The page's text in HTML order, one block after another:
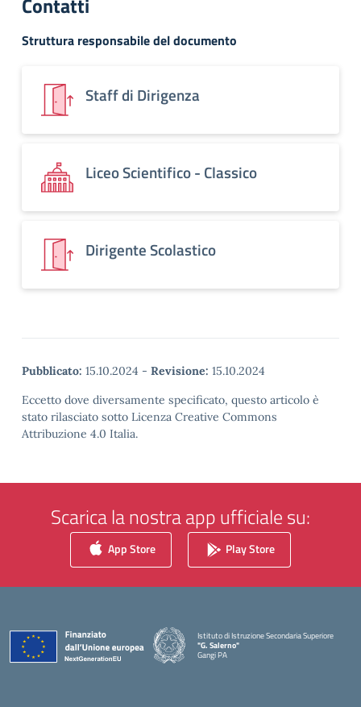
Struttura responsabile del documento
Staff di Dirigenza
Liceo Scientifico - Classico
Dirigente Scolastico
Pubblicato: 15.10.2024 - Revisione: 15.10.2024
Eccetto dove diversamente specificato, questo articolo è
stato rilasciato sotto Licenza Creative Commons
Attribuzione 4.0 Italia.
Scarica la nostra app ufficiale su:
App Store Play Store
Istituto di Istruzione Secondaria Superiore
"G. Salerno"
Gangi PA
— Visita la pagina iniziale della scuola